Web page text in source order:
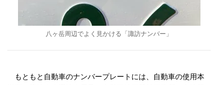
八ヶ岳周辺でよく見かける「諏訪ナンバー」
もともと自動車のナンバープレートには、自動車の使用本